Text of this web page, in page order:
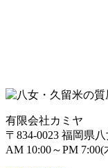
有限会社カミヤ
〒834-0023 福岡県
AM 10:00～PM